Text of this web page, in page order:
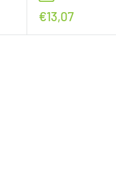
€13,07